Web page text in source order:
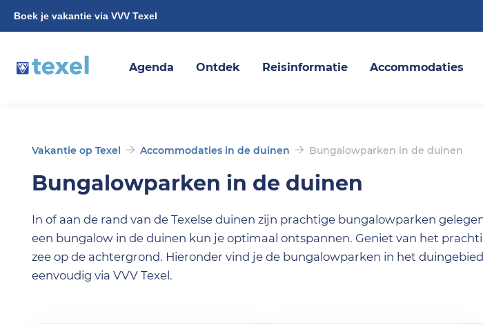
Boek je vakantie via VVV Texel
Agenda Ontdek Reisinformatie Accommodaties
Vakantie op Texel Accommodaties in de duinen Bungalowparken in de duinen
Bungalowparken in de duinen
In of aan de rand van de Texelse duinen zijn prachtige bungalowparken
een bungalow in de duinen kun je optimaal ontspannen. Geniet van het
zee op de achtergrond. Hieronder vind je de bungalowparken in het
eenvoudig via VVV Texel.